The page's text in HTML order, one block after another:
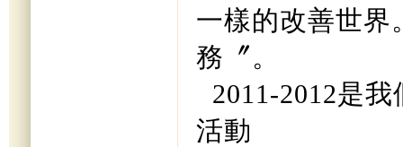
一樣的改善世界
務〞。
2011-2012是
活動